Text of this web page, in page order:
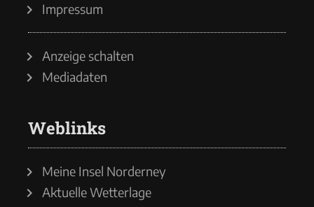
Impressum
Anzeige schalten
Mediadaten
Weblinks
Meine Insel Norderney
Aktuelle Wetterlage